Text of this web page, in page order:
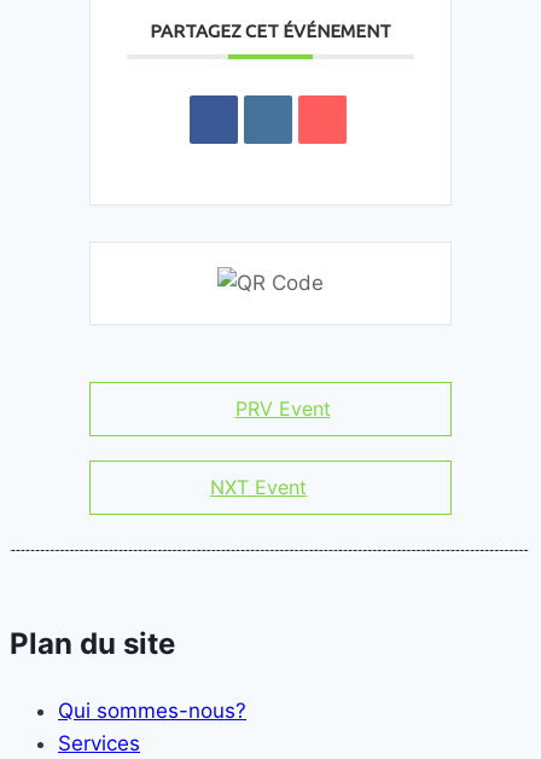
PARTAGEZ CET ÉVÉNEMENT
PRV Event
NXT Event
Plan du site
Qui sommes-nous?
Services